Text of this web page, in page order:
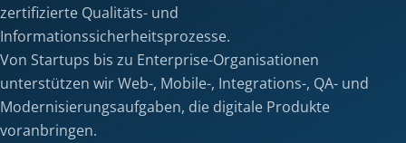
zertifizierte Qualitäts- und
Informationssicherheitsprozesse.
Von Startups bis zu Enterprise-Organisationen
unterstützen wir Web-, Mobile-, Integrations-, QA- und
Modernisierungsaufgaben, die digitale Produkte
voranbringen.